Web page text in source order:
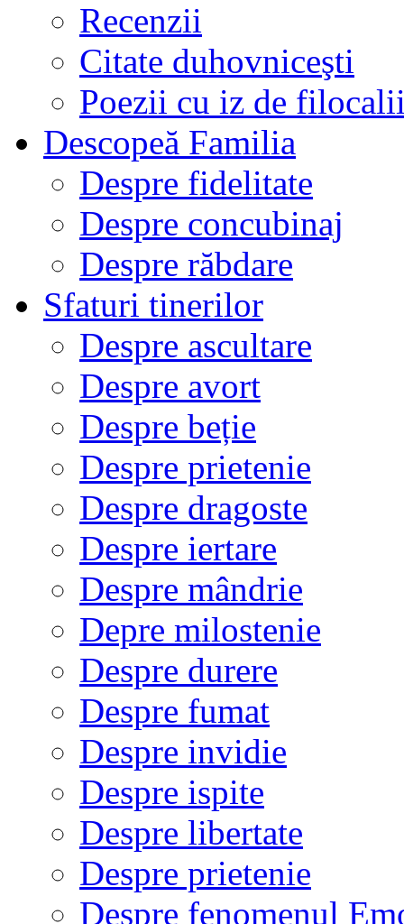
Recenzii
Citate duhovniceşti
Poezii cu iz de
Descopeă Familia
Despre fidelitate
Despre concubinaj
Despre răbdare
Sfaturi tinerilor
Despre ascultare
Despre avort
Despre beție
Despre prietenie
Despre dragoste
Despre iertare
Despre mândrie
Depre milostenie
Despre durere
Despre fumat
Despre invidie
Despre ispite
Despre libertate
Despre prietenie
Despre fenomenul